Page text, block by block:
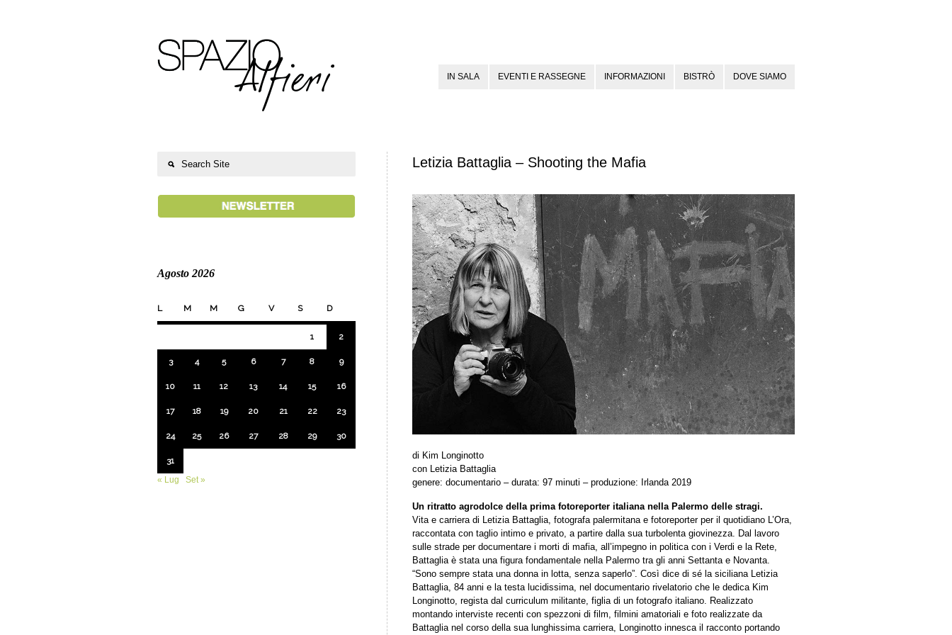
IN SALA EVENTI E RASSEGNE INFORMAZIONI BISTRÒ DOVE SIAMO
Letizia Battaglia – Shooting the Mafia
di Kim Longinotto
con Letizia Battaglia
genere: documentario – durata: 97 minuti – produzione: Irlanda 2019
Un ritratto agrodolce della prima fotoreporter italiana nella Palermo delle stragi.
Vita e carriera di Letizia Battaglia, fotografa palermitana e fotoreporter per il quotidiano L’Ora,
raccontata con taglio intimo e privato, a partire dalla sua turbolenta giovinezza. Dal lavoro
sulle strade per documentare i morti di mafia, all’impegno in politica con i Verdi e la Rete,
Battaglia è stata una figura fondamentale nella Palermo tra gli anni Settanta e Novanta.
“Sono sempre stata una donna in lotta, senza saperlo”. Così dice di sé la siciliana Letizia
Battaglia, 84 anni e la testa lucidissima, nel documentario rivelatorio che le dedica Kim
Longinotto, regista dal curriculum militante, figlia di un fotografo italiano. Realizzato
montando interviste recenti con spezzoni di film, filmini amatoriali e foto realizzate da
Battaglia nel corso della sua lunghissima carriera, Longinotto innesca il racconto portando
Agosto 2026
L M M G V S D
1 2
3 4 5 6 7 8 9
10 11 12 13 14 15 16
17 18 19 20 21 22 23
24 25 26 27 28 29 30
31
« Lug
Set »